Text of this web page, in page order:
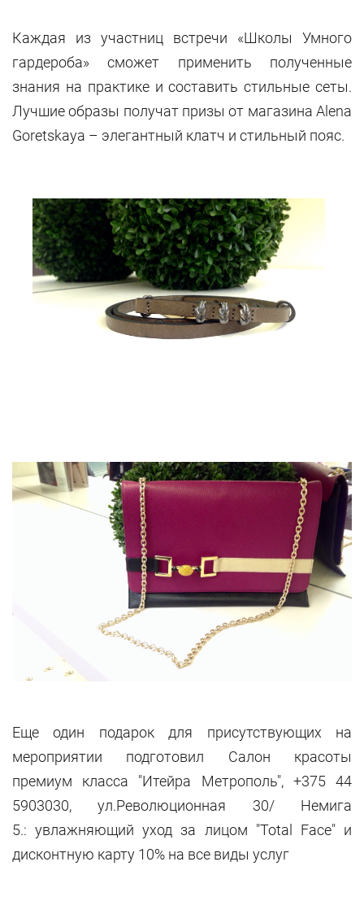
Каждая из участниц встречи «Школы Умного
гардероба» сможет применить полученные
знания на практике и составить стильные сеты.
Лучшие образы получат призы от магазина Alena
Goretskaya – элегантный клатч и стильный пояс.
Еще один подарок для присутствующих на
мероприятии подготовил Салон красоты
премиум класса "Итейра Метрополь", +375 44
5903030, ул.Революционная 30/ Немига
5.: увлажняющий уход за лицом "Total Face" и
дисконтную карту 10% на все виды услуг